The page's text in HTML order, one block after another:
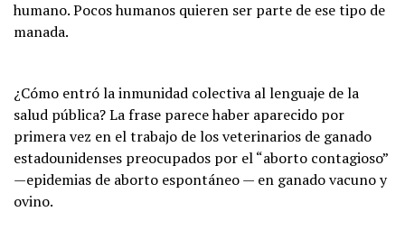
humano. Pocos humanos quieren ser parte de ese tipo de
manada.
¿Cómo entró la inmunidad colectiva al lenguaje de la
salud pública? La frase parece haber aparecido por
primera vez en el trabajo de los veterinarios de ganado
estadounidenses preocupados por el “aborto contagioso”
—epidemias de aborto espontáneo — en ganado vacuno y
ovino.